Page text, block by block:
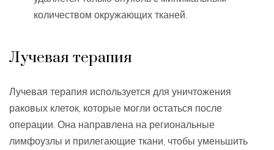
количеством окружающих тканей.
Лучевая терапия
Лучевая терапия используется для уничтожения
раковых клеток, которые могли остаться после
операции. Она направлена на региональные
лимфоузлы и прилегающие ткани, чтобы уменьшить